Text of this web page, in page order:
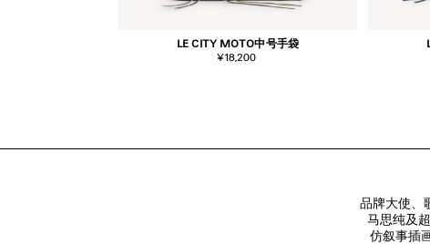
LE CITY MOTO中号手袋
¥18,200
品牌大使、
马思纯及
仿叙事插